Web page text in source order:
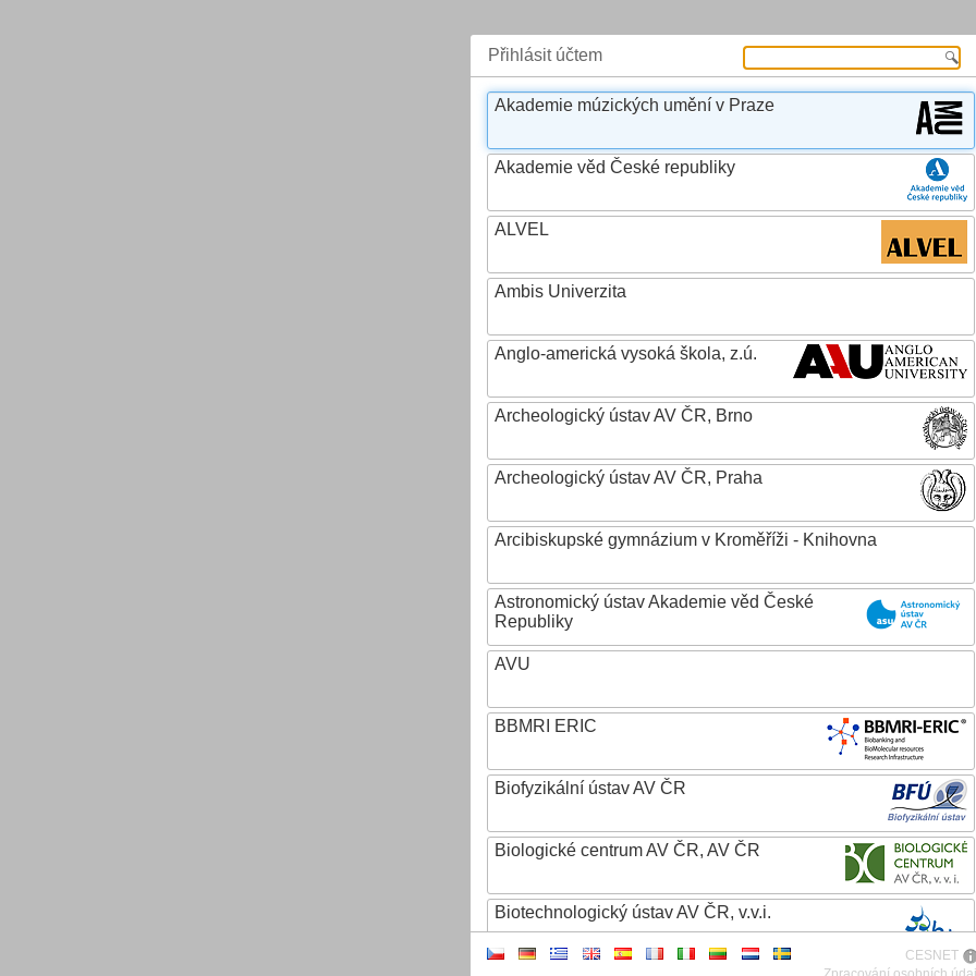
Přihlásit účtem
Akademie múzických umění v Praze
Akademie věd České republiky
ALVEL
Ambis Univerzita
Anglo-americká vysoká škola, z.ú.
Archeologický ústav AV ČR, Brno
Archeologický ústav AV ČR, Praha
Arcibiskupské gymnázium v Kroměříži - Knihovna
Astronomický ústav Akademie věd České
Republiky
AVU
BBMRI ERIC
Biofyzikální ústav AV ČR
Biologické centrum AV ČR, AV ČR
Biotechnologický ústav AV ČR, v.v.i.
CESNET